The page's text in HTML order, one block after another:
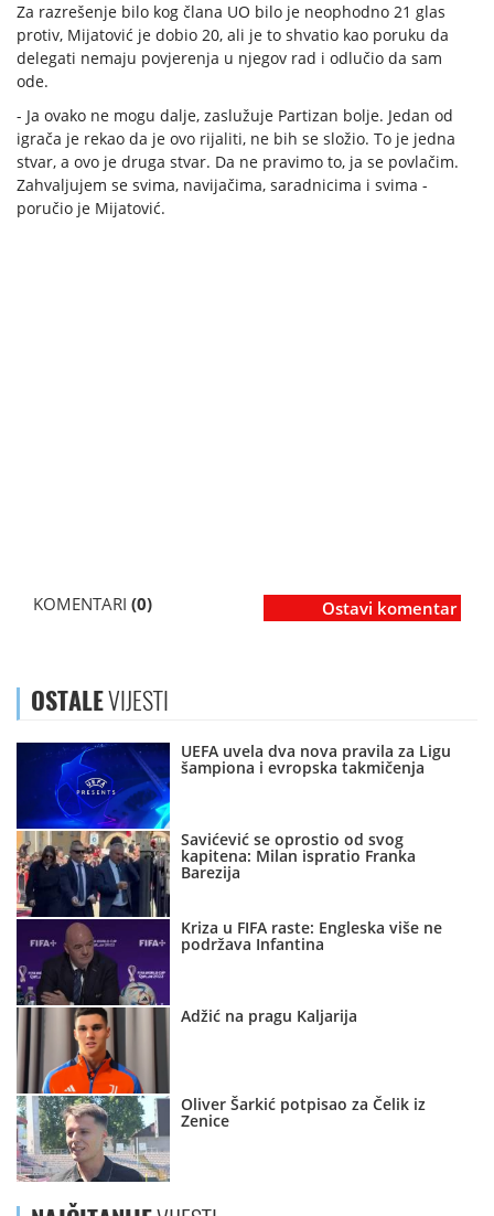
Za razrešenje bilo kog člana UO bilo je neophodno 21 glas
protiv, Mijatović je dobio 20, ali je to shvatio kao poruku da
delegati nemaju povjerenja u njegov rad i odlučio da sam
ode.
- Ja ovako ne mogu dalje, zaslužuje Partizan bolje. Jedan od
igrača je rekao da je ovo rijaliti, ne bih se složio. To je jedna
stvar, a ovo je druga stvar. Da ne pravimo to, ja se povlačim.
Zahvaljujem se svima, navijačima, saradnicima i svima -
poručio je Mijatović.
KOMENTARI (0) Ostavi komentar
OSTALEVIJESTI
UEFA uvela dva nova pravila za Ligu
šampiona i evropska takmičenja
Savićević se oprostio od svog
kapitena: Milan ispratio Franka
Barezija
Kriza u FIFA raste: Engleska više ne
podržava Infantina
Adžić na pragu Kaljarija
Oliver Šarkić potpisao za Čelik iz
Zenice